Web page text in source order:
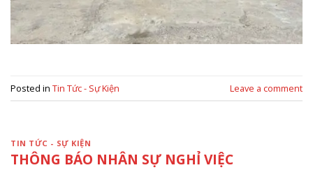
Posted in Tin Tức - Sự Kiện Leave a comment
TIN TỨC - SỰ KIỆN
THÔNG BÁO NHÂN SỰ NGHỈ VIỆC